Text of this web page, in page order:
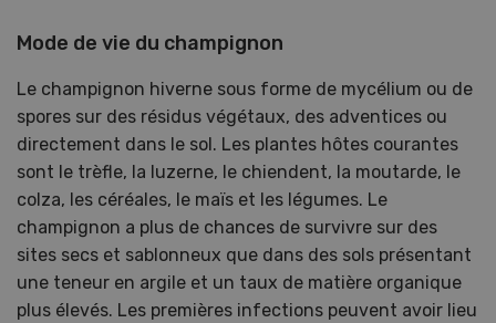
Mode de vie du champignon
Le champignon hiverne sous forme de mycélium ou de
spores sur des résidus végétaux, des adventices ou
directement dans le sol. Les plantes hôtes courantes
sont le trèfle, la luzerne, le chiendent, la moutarde, le
colza, les céréales, le maïs et les légumes. Le
champignon a plus de chances de survivre sur des
sites secs et sablonneux que dans des sols présentant
une teneur en argile et un taux de matière organique
plus élevés. Les premières infections peuvent avoir lieu